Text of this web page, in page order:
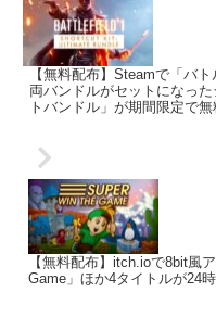
【無料配布】Steamで「バ
両バンドルがセットになっ
トバンドル」が期間限定で
【無料配布】itch.ioで8bit風
Game」ほか4タイトルが24